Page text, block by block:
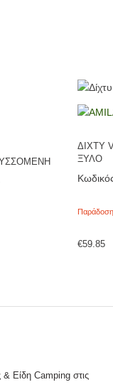
ΔΙΧΤΥ
ΞΥΛΟ
€59.85
Είδη Camping στις